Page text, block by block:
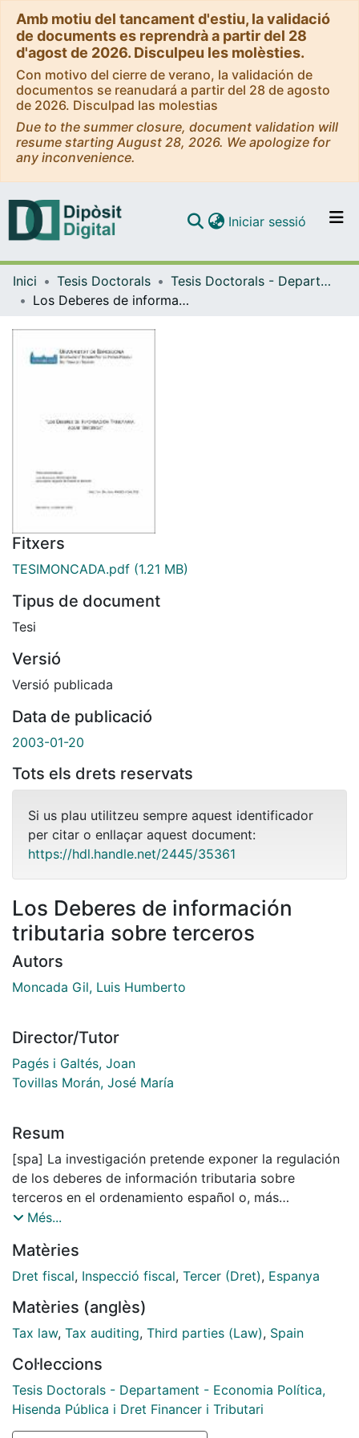
Amb motiu del tancament d'estiu, la validació
de documents es reprendrà a partir del 28
d'agost de 2026. Disculpeu les molèsties.
Con motivo del cierre de verano, la validación de
documentos se reanudará a partir del 28 de agosto
de 2026. Disculpad las molestias
Due to the summer closure, document validation will
resume starting August 28, 2026. We apologize for
any inconvenience.
Navega per tot el DD
Iniciar sessió (current)
Inici Tesis Doctorals
Tesis Doctorals - Departament - Economia Política, Hisenda Pública i Dret Financer i Tributari
Los Deberes de información tributaria sobre terceros
Fitxers
TESIMONCADA.pdf (1.21 MB)
Tipus de document
Tesi
Versió
Versió publicada
Data de publicació
2003-01-20
Tots els drets reservats
Si us plau utilitzeu sempre aquest identificador
per citar o enllaçar aquest document:
https://hdl.handle.net/2445/35361
Los Deberes de información
tributaria sobre terceros
Autors
Moncada Gil, Luis Humberto
Director/Tutor
Pagés i Galtés, Joan
Tovillas Morán, José María
Resum
[spa] La investigación pretende exponer la regulación
de los deberes de información tributaria sobre
terceros en el ordenamiento español o, más
exactamente, en la Ley General Tributaria, tomando en
contenidos tanto en ésta última como en la
Constitución española. Los tres pilares sobre los que
jurisprudencia y la doctrina relativa a la temática
abordada.
El planteamiento se inicia con el análisis del deber de
colaboración tributaria como una figura genérica,
como un concepto amplio que contiene a un conjunto
de deberes determinados y, que tienen en común
Més...
Matèries
Dret fiscal, Inspecció fiscal, Tercer (Dret), Espanya
Matèries (anglès)
Tax law, Tax auditing, Third parties (Law), Spain
Col·leccions
Tesis Doctorals - Departament - Economia Política,
Hisenda Pública i Dret Financer i Tributari